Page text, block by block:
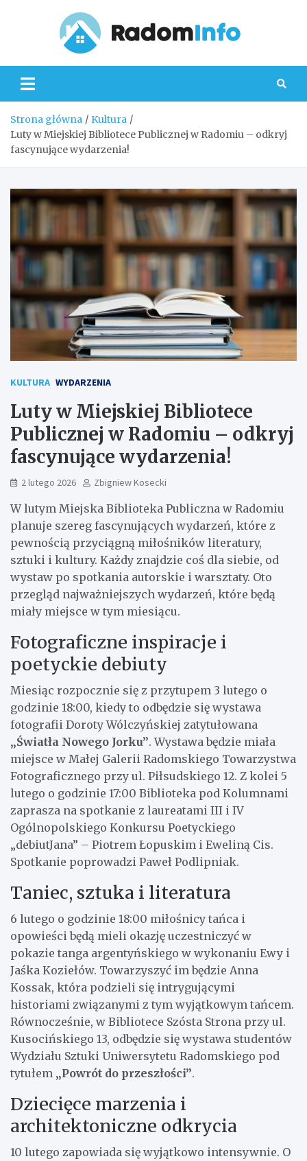
Strona główna
Kultura
Luty w Miejskiej Bibliotece Publicznej w Radomiu – odkryj
fascynujące wydarzenia!
KULTURA WYDARZENIA
Luty w Miejskiej Bibliotece
Publicznej w Radomiu – odkryj
fascynujące wydarzenia!
2 lutego 2026 Zbigniew Kosecki
W lutym Miejska Biblioteka Publiczna w Radomiu
planuje szereg fascynujących wydarzeń, które z
pewnością przyciągną miłośników literatury,
sztuki i kultury. Każdy znajdzie coś dla siebie, od
wystaw po spotkania autorskie i warsztaty. Oto
przegląd najważniejszych wydarzeń, które będą
miały miejsce w tym miesiącu.
Fotograficzne inspiracje i
poetyckie debiuty
Miesiąc rozpocznie się z przytupem 3 lutego o
godzinie 18:00, kiedy to odbędzie się wystawa
fotografii Doroty Wólczyńskiej zatytułowana
„Światła Nowego Jorku”. Wystawa będzie miała
miejsce w Małej Galerii Radomskiego Towarzystwa
Fotograficznego przy ul. Piłsudskiego 12. Z kolei 5
lutego o godzinie 17:00 Biblioteka pod Kolumnami
zaprasza na spotkanie z laureatami III i IV
Ogólnopolskiego Konkursu Poetyckiego
„debiutJana” – Piotrem Łopuskim i Eweliną Cis.
Spotkanie poprowadzi Paweł Podlipniak.
Taniec, sztuka i literatura
6 lutego o godzinie 18:00 miłośnicy tańca i
opowieści będą mieli okazję uczestniczyć w
pokazie tanga argentyńskiego w wykonaniu Ewy i
Jaśka Koziełów. Towarzyszyć im będzie Anna
Kossak, która podzieli się intrygującymi
historiami związanymi z tym wyjątkowym tańcem.
Równocześnie, w Bibliotece Szósta Strona przy ul.
Kusocińskiego 13, odbędzie się wystawa studentów
Wydziału Sztuki Uniwersytetu Radomskiego pod
tytułem „Powrót do przeszłości”.
Dziecięce marzenia i
architektoniczne odkrycia
10 lutego zapowiada się wyjątkowo intensywnie. O